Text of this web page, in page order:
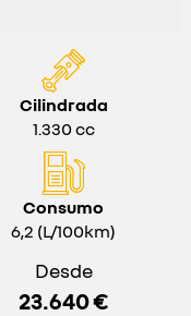
Cilindrada
1.330 cc
Consumo
6,2 (L/100km)
Desde
23.640 €